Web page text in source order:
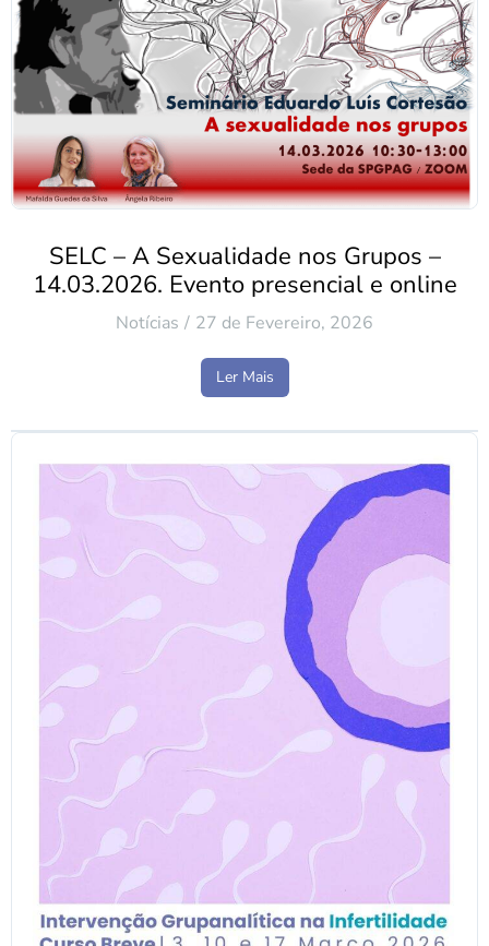
SELC – A Sexualidade nos Grupos –
14.03.2026. Evento presencial e online
Notícias 27 de Fevereiro, 2026
Ler Mais